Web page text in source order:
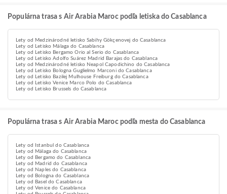
Populárna trasa s Air Arabia Maroc podľa letiska do Casablanca
Lety od Medzinárodné letisko Sabihy Gökçenovej do Casablanca
Lety od Letisko Málaga do Casablanca
Lety od Letisko Bergamo Orio al Serio do Casablanca
Lety od Letisko Adolfo Suárez Madrid Barajas do Casablanca
Lety od Medzinárodné letisko Neapol Capodichino do Casablanca
Lety od Letisko Bologna Guglielmo Marconi do Casablanca
Lety od Letisko Bazilej Mulhouse Freiburg do Casablanca
Lety od Letisko Venice Marco Polo do Casablanca
Lety od Letisko Brussels do Casablanca
Populárna trasa s Air Arabia Maroc podľa mesta do Casablanca
Lety od Istanbul do Casablanca
Lety od Málaga do Casablanca
Lety od Bergamo do Casablanca
Lety od Madrid do Casablanca
Lety od Naples do Casablanca
Lety od Bologna do Casablanca
Lety od Basel do Casablanca
Lety od Venice do Casablanca